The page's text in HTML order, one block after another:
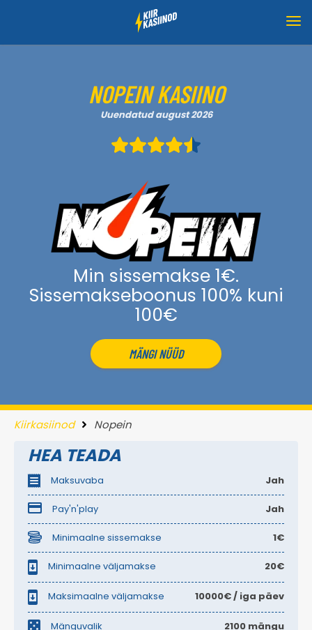
NOPEIN KASIINO
Uuendatud august 2026
Min sissemakse 1€.
Sissemakseboonus 100% kuni
100€
MÄNGI NÜÜD
Kiirkasiinod Nopein
HEA TEADA
Maksuvaba Jah
Pay'n'play Jah
Minimaalne sissemakse 1€
Minimaalne väljamakse 20€
Maksimaalne väljamakse 10000€ / iga päev
Mänguvalik 2100 mängu